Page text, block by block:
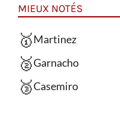
MIEUX NOTÉS
🥇Martinez
🥈Garnacho
🥉Casemiro